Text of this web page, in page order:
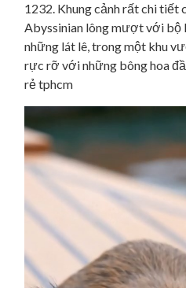
1232. Khung cảnh rất chi tiết
Abyssinian lông mượt với bộ
những lát lê, trong một khu
rực rỡ với những bông hoa
rẻ tphcm